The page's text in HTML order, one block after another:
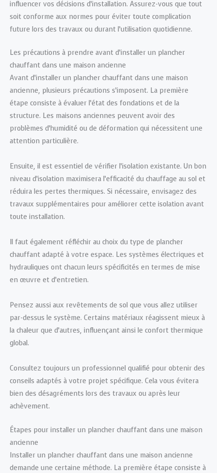
influencer vos décisions d’installation. Assurez-vous que tout
soit conforme aux normes pour éviter toute complication
future lors des travaux ou durant l’utilisation quotidienne.
Les précautions à prendre avant d’installer un plancher
chauffant dans une maison ancienne
Avant d’installer un plancher chauffant dans une maison
ancienne, plusieurs précautions s’imposent. La première
étape consiste à évaluer l’état des fondations et de la
structure. Les maisons anciennes peuvent avoir des
problèmes d’humidité ou de déformation qui nécessitent une
attention particulière.
Ensuite, il est essentiel de vérifier l’isolation existante. Un bon
niveau d’isolation maximisera l’efficacité du chauffage au sol et
réduira les pertes thermiques. Si nécessaire, envisagez des
travaux supplémentaires pour améliorer cette isolation avant
toute installation.
Il faut également réfléchir au choix du type de plancher
chauffant adapté à votre espace. Les systèmes électriques et
hydrauliques ont chacun leurs spécificités en termes de mise
en œuvre et d’entretien.
Pensez aussi aux revêtements de sol que vous allez utiliser
par-dessus le système. Certains matériaux réagissent mieux à
la chaleur que d’autres, influençant ainsi le confort thermique
global.
Consultez toujours un professionnel qualifié pour obtenir des
conseils adaptés à votre projet spécifique. Cela vous évitera
bien des désagréments lors des travaux ou après leur
achèvement.
Étapes pour installer un plancher chauffant dans une maison
ancienne
Installer un plancher chauffant dans une maison ancienne
demande une certaine méthode. La première étape consiste à